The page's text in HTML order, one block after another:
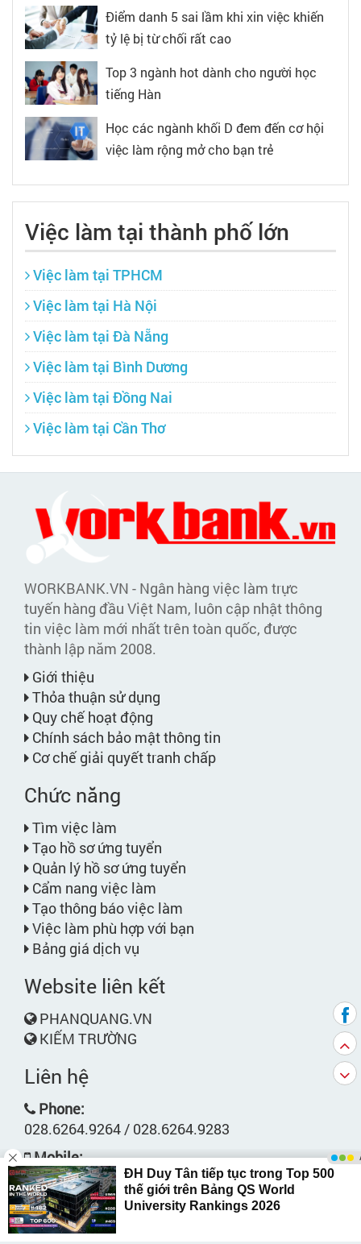
Điểm danh 5 sai lầm khi xin việc khiến
tỷ lệ bị từ chối rất cao
Top 3 ngành hot dành cho người học
tiếng Hàn
Học các ngành khối D đem đến cơ hội
việc làm rộng mở cho bạn trẻ
Việc làm tại thành phố lớn
Việc làm tại TPHCM
Việc làm tại Hà Nội
Việc làm tại Đà Nẵng
Việc làm tại Bình Dương
Việc làm tại Đồng Nai
Việc làm tại Cần Thơ
WORKBANK.VN - Ngân hàng việc làm trực
tuyến hàng đầu Việt Nam, luôn cập nhật thông
tin việc làm mới nhất trên toàn quốc, được
thành lập năm 2008.
Giới thiệu
Thỏa thuận sử dụng
Quy chế hoạt động
Chính sách bảo mật thông tin
Cơ chế giải quyết tranh chấp
Chức năng
Tìm việc làm
Tạo hồ sơ ứng tuyển
Quản lý hồ sơ ứng tuyển
Cẩm nang việc làm
Tạo thông báo việc làm
Việc làm phù hợp với bạn
Bảng giá dịch vụ
Website liên kết
PHANQUANG.VN
KIẾM TRƯỜNG
Liên hệ
Phone:
028.6264.9264 / 028.6264.9283
Mobile:
0913.49.71.71 - 0974.906.609
Email:
support@workbank.vn